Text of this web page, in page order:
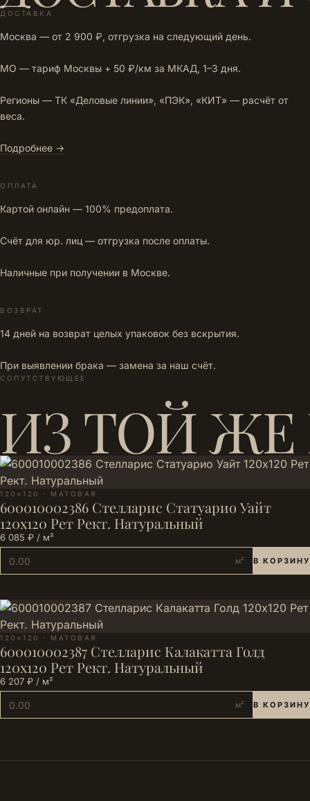
ДОСТАВКА
Москва — от 2 900 ₽, отгрузка на следующий день.
МО — тариф Москвы + 50 ₽/км за МКАД, 1–3 дня.
Регионы — ТК «Деловые линии», «ПЭК», «КИТ» — расчёт от
веса.
Подробнее →
ОПЛАТА
Картой онлайн — 100% предоплата.
Счёт для юр. лиц — отгрузка после оплаты.
Наличные при получении в Москве.
ВОЗВРАТ
14 дней на возврат целых упаковок без вскрытия.
При выявлении брака — замена за наш счёт.
СОПУТСТВУЮЩЕЕ
ИЗ ТОЙ ЖЕ
120×120 · МАТОВАЯ
600010002386 Стелларис Статуарио Уайт
120х120 Рет Рект. Натуральный
6 085 ₽ / м²
м² В КОРЗИНУ
120×120 · МАТОВАЯ
600010002387 Стелларис Калакатта Голд
120х120 Рет Рект. Натуральный
6 207 ₽ / м²
м² В КОРЗИНУ